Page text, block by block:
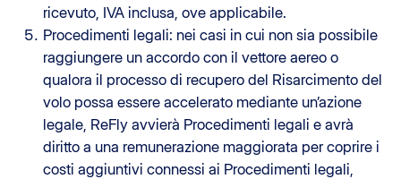
ricevuto, IVA inclusa, ove applicabile.
Procedimenti legali: nei casi in cui non sia possibile
raggiungere un accordo con il vettore aereo o
qualora il processo di recupero del Risarcimento del
volo possa essere accelerato mediante un’azione
legale, ReFly avvierà Procedimenti legali e avrà
diritto a una remunerazione maggiorata per coprire i
costi aggiuntivi connessi ai Procedimenti legali,